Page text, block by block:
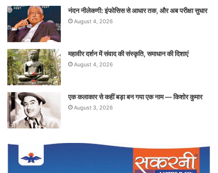
नंदन नीलेकणी: इंफोसिस से आधार तक, और अब परीक्षा सुधार
August 4, 2026
महावीर दर्शन में संवाद की संस्कृति, समाधान की दिशाएं
August 4, 2026
एक कलाकार से कहीं बड़ा बन गया एक नाम — किशोर कुमार
August 3, 2026